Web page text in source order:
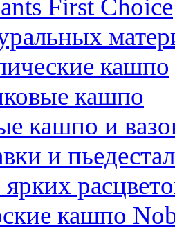
First Choice
кашпо
кашпо
кашпо и
и
кашпо